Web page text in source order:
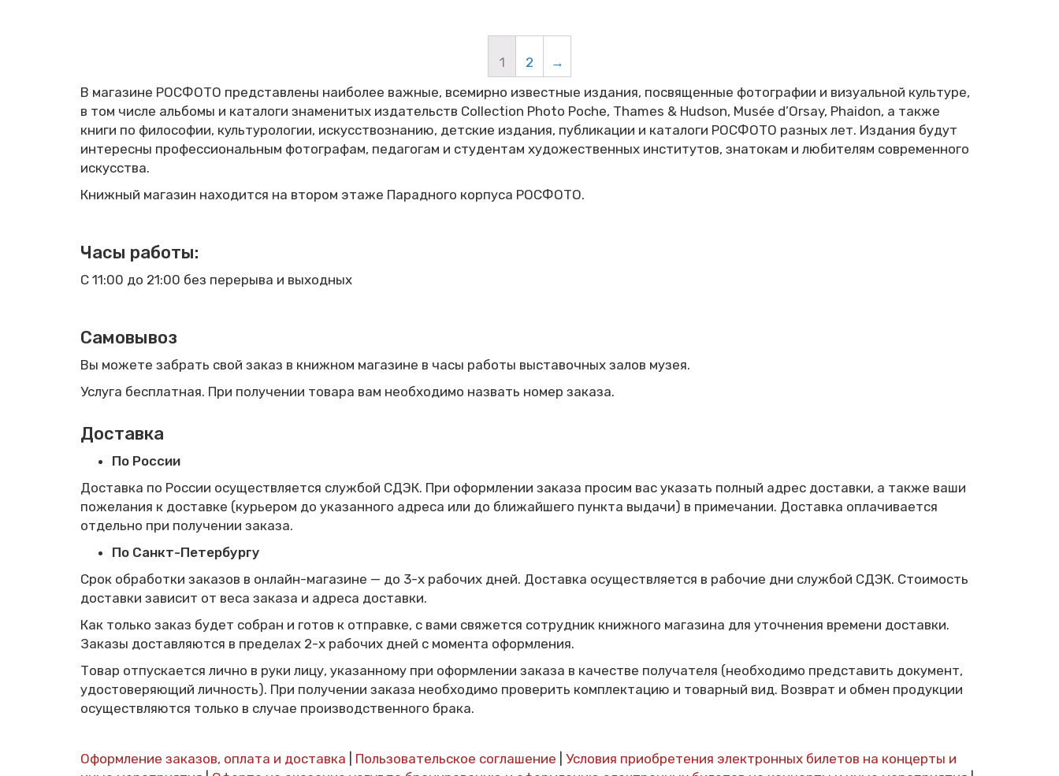
1 2
→
В магазине РОСФОТО представлены наиболее важные, всемирно известные издания, посвященные фотографии и визуальной культуре,
в том числе альбомы и каталоги знаменитых издательств Collection Photo Poche, Thames & Hudson, Musée d’Orsay, Phaidon, а также
книги по философии, культурологии, искусствознанию, детские издания, публикации и каталоги РОСФОТО разных лет. Издания будут
интересны профессиональным фотографам, педагогам и студентам художественных институтов, знатокам и любителям современного
искусства.
Книжный магазин находится на втором этаже Парадного корпуса РОСФОТО.
Часы работы:
С 11:00 до 21:00 без перерыва и выходных
Самовывоз
Вы можете забрать свой заказ в книжном магазине в часы работы выставочных залов музея.
Услуга бесплатная. При получении товара вам необходимо назвать номер заказа.
Доставка
По России
Доставка по России осуществляется службой СДЭК. При оформлении заказа просим вас указать полный адрес доставки, а также ваши
пожелания к доставке (курьером до указанного адреса или до ближайшего пункта выдачи) в примечании. Доставка оплачивается
отдельно при получении заказа.
По Санкт-Петербургу
Срок обработки заказов в онлайн-магазине — до 3-х рабочих дней. Доставка осуществляется в рабочие дни службой СДЭК. Стоимость
доставки зависит от веса заказа и адреса доставки.
Как только заказ будет собран и готов к отправке, с вами свяжется сотрудник книжного магазина для уточнения времени доставки.
Заказы доставляются в пределах 2-х рабочих дней с момента оформления.
Товар отпускается лично в руки лицу, указанному при оформлении заказа в качестве получателя (необходимо представить документ,
удостоверяющий личность). При получении заказа необходимо проверить комплектацию и товарный вид. Возврат и обмен продукции
осуществляются только в случае производственного брака.
Оформление заказов, оплата и доставка Пользовательское соглашение
Условия приобретения электронных билетов на концерты и